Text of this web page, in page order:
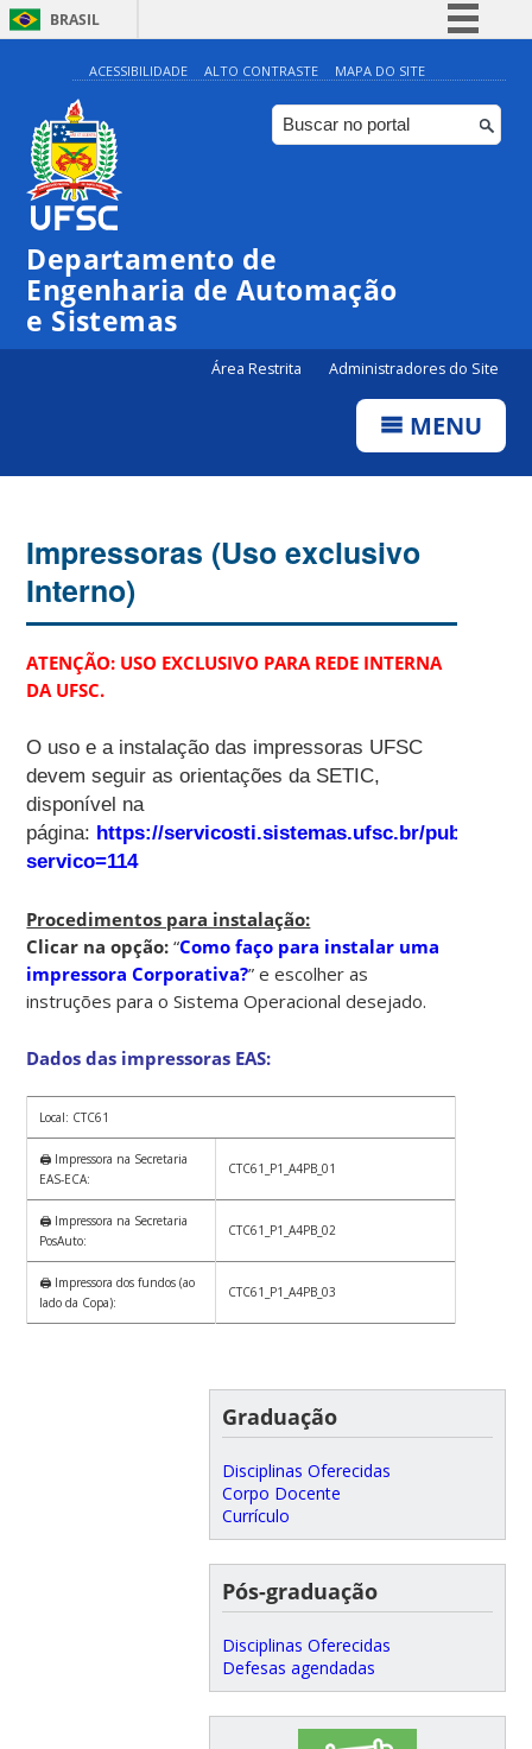
BRASIL
Simplifique!
Comunica BR
Participe
ACESSIBILIDADE ALTO CONTRASTE MAPA DO SITE
Departamento de
Engenharia de Automação
e Sistemas
Área Restrita Administradores do Site
MENU
Impressoras (Uso exclusivo
Interno)
ATENÇÃO: USO EXCLUSIVO PARA REDE INTERNA
DA UFSC.
O uso e a instalação das impressoras UFSC
devem seguir as orientações da SETIC,
disponível na
página: https://servicosti.sistemas.ufsc.br/publico/
servico=114
Procedimentos para instalação:
Clicar na opção:“Como faço para instalar uma
impressora Corporativa?” e escolher as
instruções para o Sistema Operacional desejado.
Dados das impressoras EAS:
Local: CTC61
🖨️ Impressora na Secretaria
EAS-ECA:
CTC61_P1_A4PB_01
🖨️ Impressora na Secretaria
PosAuto:
CTC61_P1_A4PB_02
🖨️ Impressora dos fundos (ao
lado da Copa):
CTC61_P1_A4PB_03
Graduação
Disciplinas Oferecidas
Corpo Docente
Currículo
Pós-graduação
Disciplinas Oferecidas
Defesas agendadas